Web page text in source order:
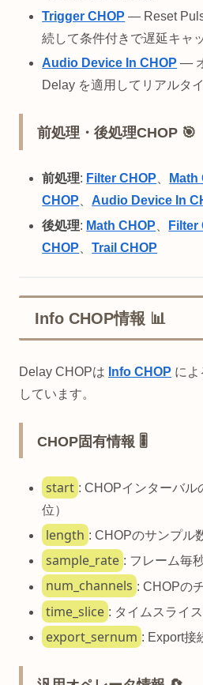
Trigger CHOP — Reset
続して条件付きで遅延キャ
Audio Device In CHOP —
Delay を適用してリアルタ
前処理・後処理CHOP 🎯
前処理: Filter CHOP、 Math
CHOP、Audio Device In
後処理: Math CHOP Filter
CHOP 、Trail CHOP
Info CHOP情報 📊
Delay CHOPは Info CHOP に
しています。
CHOP固有情報 🎚️
start : CHOPインターバル
位）
length : CHOPのサンプル
sample_rate : フレーム毎
num_channels : CHOPの
time_slice : タイムスライ
export_sernum : Export接